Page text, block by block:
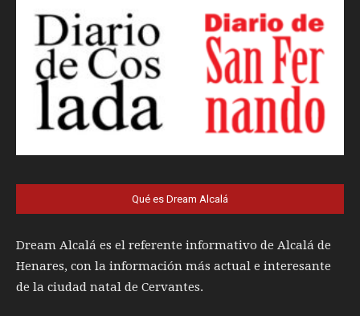
Qué es Dream Alcalá
Dream Alcalá es el referente informativo de Alcalá de
Henares, con la información más actual e interesante
de la ciudad natal de Cervantes.